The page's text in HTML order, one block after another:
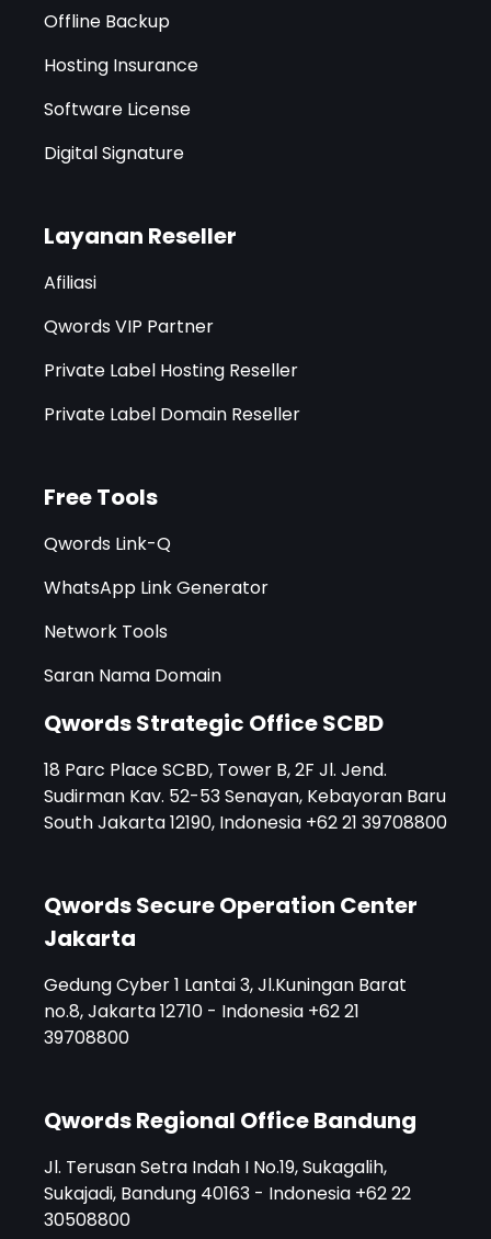
Offline Backup
Hosting Insurance
Software License
Digital Signature
Layanan Reseller
Afiliasi
Qwords VIP Partner
Private Label Hosting Reseller
Private Label Domain Reseller
Free Tools
Qwords Link-Q
WhatsApp Link Generator
Network Tools
Saran Nama Domain
Qwords Strategic Office SCBD
18 Parc Place SCBD, Tower B, 2F Jl. Jend.
Sudirman Kav. 52-53 Senayan, Kebayoran Baru
South Jakarta 12190, Indonesia +62 21 39708800
Qwords Secure Operation Center
Jakarta
Gedung Cyber 1 Lantai 3, Jl.Kuningan Barat
no.8, Jakarta 12710 - Indonesia +62 21
39708800
Qwords Regional Office Bandung
Jl. Terusan Setra Indah I No.19, Sukagalih,
Sukajadi, Bandung 40163 - Indonesia +62 22
30508800